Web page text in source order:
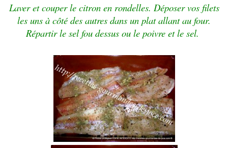
Laver et couper le citron en rondelles. Déposer vos filets
les uns à côté des autres dans un plat allant au four.
Répartir le sel fou dessus ou le poivre et le sel.